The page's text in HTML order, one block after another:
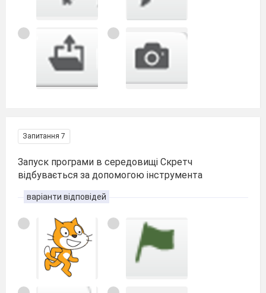
Запитання 7
Запуск програми в середовищі Скретч
відбувається за допомогою інструмента
варіанти відповідей